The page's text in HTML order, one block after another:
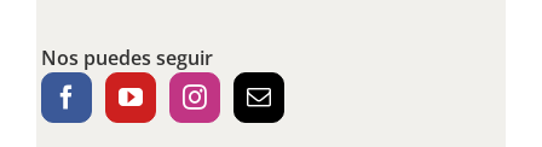
Nos puedes seguir